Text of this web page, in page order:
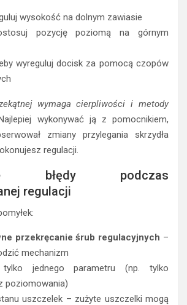
wysokość na dolnym zawiasie
pozycję poziomą na górnym
wyreguluj docisk za pomocą czopów
wymaga cierpliwości i metody
wykonywać ją z pomocnikiem,
zmiany przylegania skrzydła
regulacji.
błędy podczas
regulacji
przekręcanie śrub regulacyjnych –
mechanizm
tylko jednego parametru (np. tylko
poziomowania)
uszczelek – zużyte uszczelki mogą